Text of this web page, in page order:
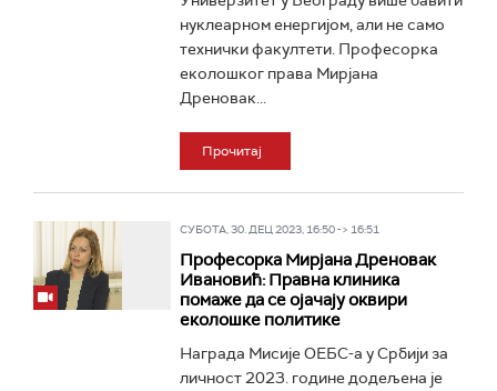
нуклеарном енергијом, али не само
технички факултети. Професорка
еколошког права Мирјана
Дреновак...
Прочитај
СУБОТА, 30. ДЕЦ 2023, 16:50 -> 16:51
Професорка Мирјана Дреновак
Ивановић: Правна клиника
помаже да се ојачају оквири
еколошке политике
Награда Мисије ОЕБС-а у Србији за
личност 2023. године додељена је